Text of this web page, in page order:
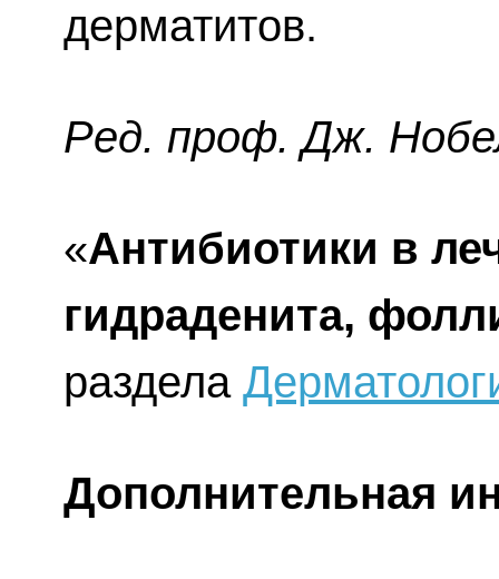
дерматитов.
Ред. проф. Дж.
«Антибиотики в
гидраденита,
раздела
Дополнительная